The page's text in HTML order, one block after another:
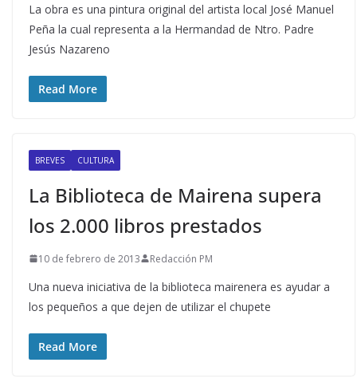
La obra es una pintura original del artista local José Manuel
Peña la cual representa a la Hermandad de Ntro. Padre
Jesús Nazareno
Read More
BREVES CULTURA
La Biblioteca de Mairena supera
los 2.000 libros prestados
10 de febrero de 2013 Redacción PM
Una nueva iniciativa de la biblioteca mairenera es ayudar a
los pequeños a que dejen de utilizar el chupete
Read More